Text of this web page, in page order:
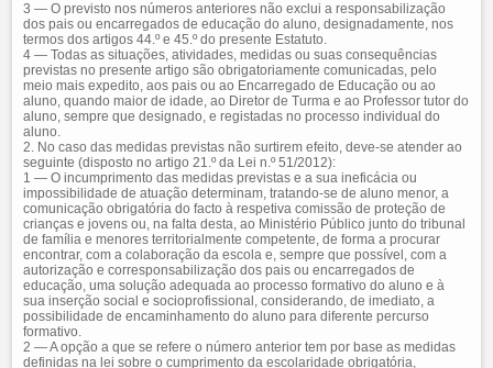
3 — O previsto nos números anteriores não exclui a responsabilização
dos pais ou encarregados de educação do aluno, designadamente, nos
termos dos artigos 44.º e 45.º do presente Estatuto.
4 — Todas as situações, atividades, medidas ou suas consequências
previstas no presente artigo são obrigatoriamente comunicadas, pelo
meio mais expedito, aos pais ou ao Encarregado de Educação ou ao
aluno, quando maior de idade, ao Diretor de Turma e ao Professor tutor do
aluno, sempre que designado, e registadas no processo individual do
aluno.
2. No caso das medidas previstas não surtirem efeito, deve-se atender ao
seguinte (disposto no artigo 21.º da Lei n.º 51/2012):
1 — O incumprimento das medidas previstas e a sua ineficácia ou
impossibilidade de atuação determinam, tratando-se de aluno menor, a
comunicação obrigatória do facto à respetiva comissão de proteção de
crianças e jovens ou, na falta desta, ao Ministério Público junto do tribunal
de família e menores territorialmente competente, de forma a procurar
encontrar, com a colaboração da escola e, sempre que possível, com a
autorização e corresponsabilização dos pais ou encarregados de
educação, uma solução adequada ao processo formativo do aluno e à
sua inserção social e socioprofissional, considerando, de imediato, a
possibilidade de encaminhamento do aluno para diferente percurso
formativo.
2 — A opção a que se refere o número anterior tem por base as medidas
definidas na lei sobre o cumprimento da escolaridade obrigatória,